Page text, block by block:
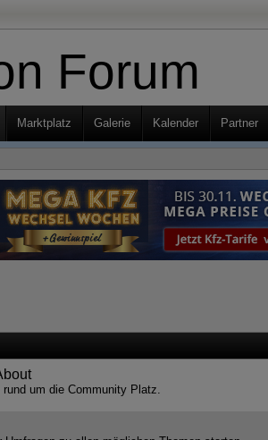
Forum
Marktplatz Galerie Kalender Partner
rund um die Community Platz.